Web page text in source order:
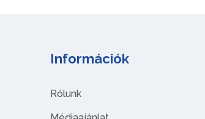
Információk
Rólunk